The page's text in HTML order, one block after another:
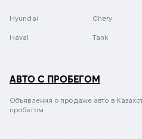
Hyundai Chery
Haval Tank
АВТО С ПРОБЕГОМ
Объявления о продаже авто в
пробегом.